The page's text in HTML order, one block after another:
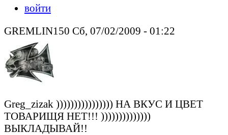
войти
GREMLIN150 Сб, 07/02/2009 - 01:22
Greg_zizak )))))))))))))))) НА ВКУС И ЦВЕТ
ТОВАРИЩЯ НЕТ!!! ))))))))))))))
ВЫКЛАДЫВАЙ!!